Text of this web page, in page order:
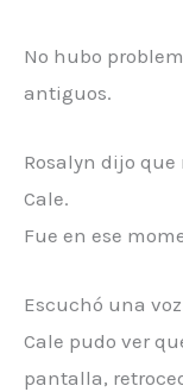
No hubo
antiguos.
Rosalyn dijo
Cale.
Fue en ese
Escuchó una
Cale pudo ver
pantalla,